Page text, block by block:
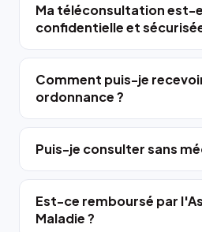
Ma téléconsultation est-
confidentielle et
Comment puis-je
ordonnance ?
Puis-je consulter sans
Est-ce remboursé par
Maladie ?